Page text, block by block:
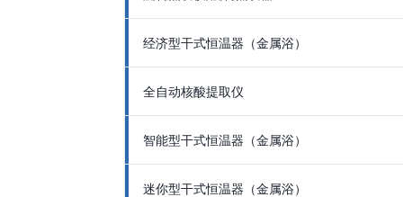
经济型干式恒温器（金属浴）
全自动核酸提取仪
智能型干式恒温器（金属浴）
迷你型干式恒温器（金属浴）